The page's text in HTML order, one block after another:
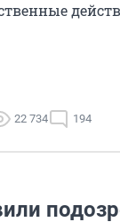
22 734 194